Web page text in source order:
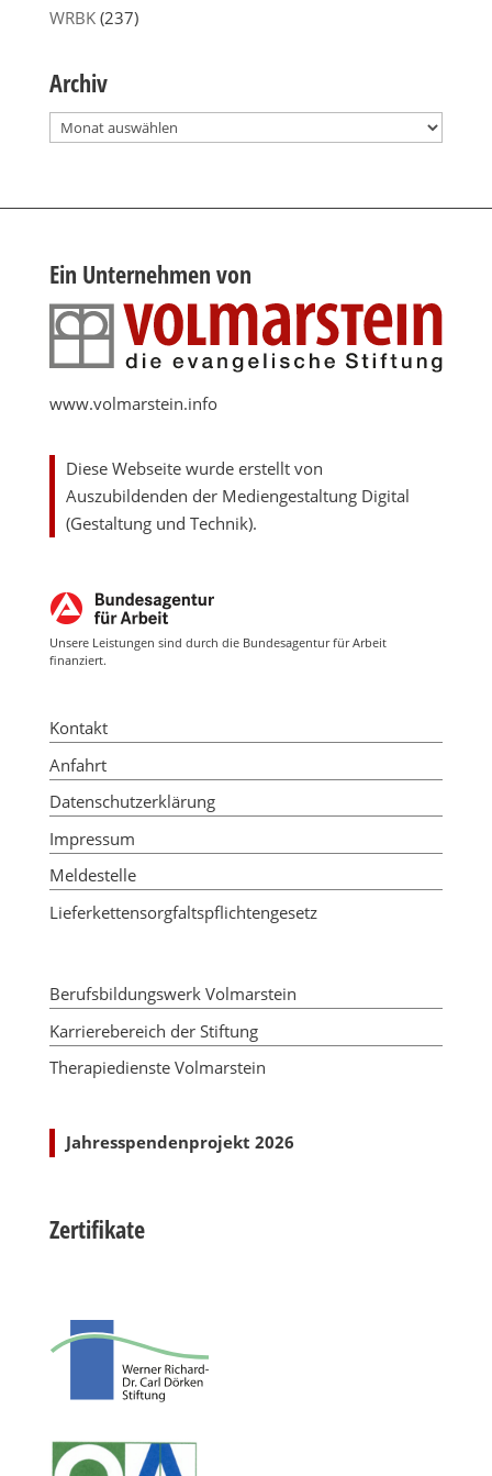
WRBK(237)
Archiv
Archiv
Ein Unternehmen von
www.volmarstein.info
Diese Webseite wurde erstellt von
Auszubildenden der Mediengestaltung Digital
(Gestaltung und Technik).
Unsere Leistungen sind durch die Bundesagentur für Arbeit
finanziert.
Kontakt
Anfahrt
Datenschutzerklärung
Impressum
Meldestelle
Lieferkettensorgfaltspflichtengesetz
Berufsbildungswerk Volmarstein
Karrierebereich der Stiftung
Therapiedienste Volmarstein
Jahresspendenprojekt 2026
Zertifikate